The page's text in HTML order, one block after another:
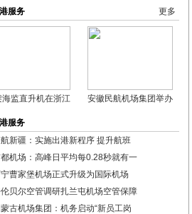
服务
更多
海监直升机在浙江 安徽民航机场集团举办
服务
新疆：实施出港新程序 提升航班
机场：高峰日平均每0.28秒就有一
曹家堡机场正式升级为国际机场
贝尔空管调研扎兰屯机场空管保障
古机场集团：机务启动“新员工岗